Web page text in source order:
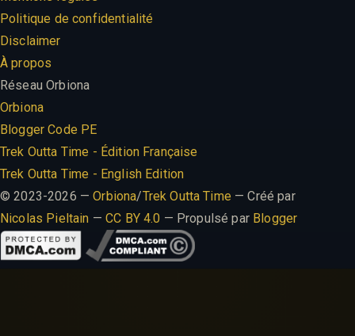
Politique de confidentialité
Disclaimer
À propos
Réseau Orbiona
Orbiona
Blogger Code PE
Trek Outta Time - Édition Française
Trek Outta Time - English Edition
© 2023-2026 —Orbiona/Trek Outta Time — Créé par
Nicolas Pieltain —CC BY 4.0 — Propulsé par Blogger